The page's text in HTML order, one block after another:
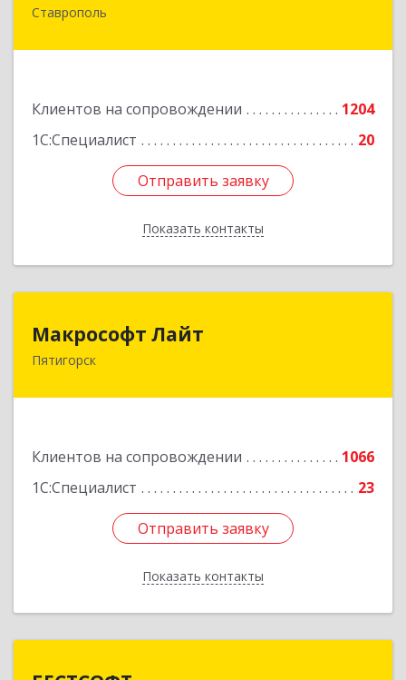
Ставрополь
Клиентов на сопровождении
1204
1С:Специалист
20
Отправить заявку
Показать контакты
355002, Ставропольский край, Ставрополь г,
Отправить заявку
Назад
Макрософт Лайт
Пятигорск
Клиентов на сопровождении
1066
1С:Специалист
23
Отправить заявку
Показать контакты
357501, Ставропольский край, Пятигорск г,
Отправить заявку
Назад